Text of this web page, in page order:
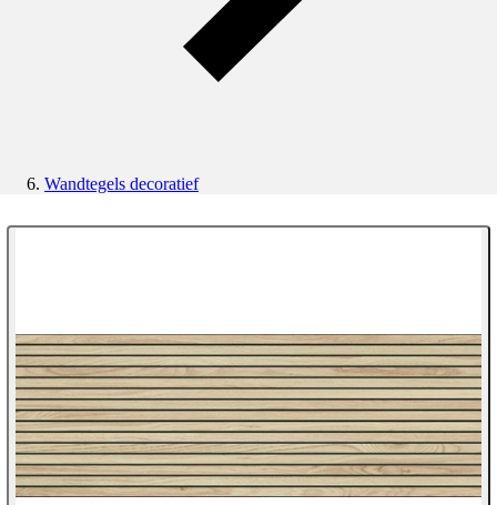
Wandtegels decoratief